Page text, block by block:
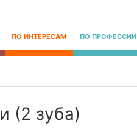
ПО ИНТЕРЕСАМ ПО ПРОФЕССИИ
(2 зуба)